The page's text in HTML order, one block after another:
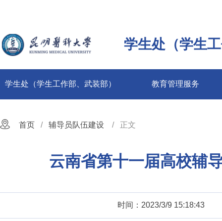
学生处（学生
学生处（学生工作部、武装部） 教育管理服务
首页 辅导员队伍建设 正文
云南省第十一届高校辅
时间：2023/3/9 15:18:43